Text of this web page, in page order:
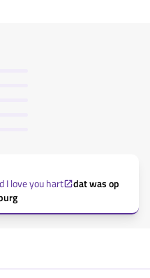
I love you hart
dat was op